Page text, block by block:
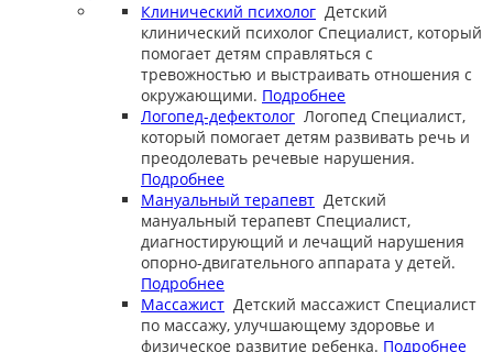
Клинический психолог Детский
клинический психолог Специалист, который
помогает детям справляться с
тревожностью и выстраивать отношения с
окружающими. Подробнее
Логопед-дефектолог Логопед Специалист,
который помогает детям развивать речь и
преодолевать речевые нарушения.
Подробнее
Мануальный терапевт Детский
мануальный терапевт Специалист,
диагностирующий и лечащий нарушения
опорно-двигательного аппарата у детей.
Подробнее
Массажист Детский массажист Специалист
по массажу, улучшающему здоровье и
физическое развитие ребенка. Подробнее